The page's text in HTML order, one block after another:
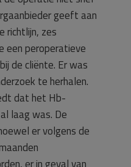
geeft aan
richtlijn, zes
een peroperatieve
de cliënte. Er was
te herhalen.
dat het Hb-
laag was. De
er volgens de